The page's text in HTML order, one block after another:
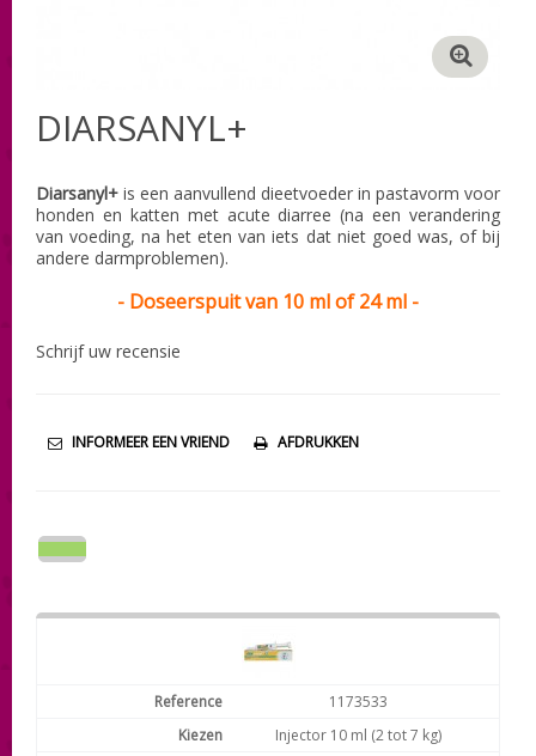
DIARSANYL+
Diarsanyl+ is een aanvullend dieetvoeder in pastavorm voor
honden en katten met acute diarree (na een verandering
van voeding, na het eten van iets dat niet goed was, of bij
andere darmproblemen).
- Doseerspuit van 10 ml of 24 ml -
Schrijf uw recensie
INFORMEER EEN VRIEND AFDRUKKEN
1173533
Injector 10 ml (2 tot 7 kg)